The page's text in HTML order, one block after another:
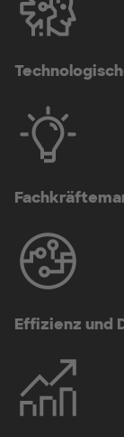
Effizienz und